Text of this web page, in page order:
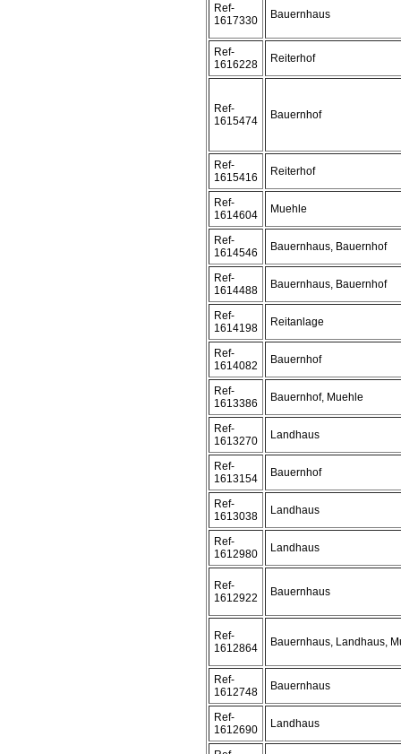
Ref-
1617330
Bauernhaus
Ref-
1616228
Reiterhof
Ref-
1615474
Bauernhof
Ref-
1615416
Reiterhof
Ref-
1614604
Muehle
Ref-
1614546
Bauernhaus, Bauernhof
Ref-
1614488
Bauernhaus, Bauernhof
Ref-
1614198
Reitanlage
Ref-
1614082
Bauernhof
Ref-
1613386
Bauernhof, Muehle
Ref-
1613270
Landhaus
Ref-
1613154
Bauernhof
Ref-
1613038
Landhaus
Ref-
1612980
Landhaus
Ref-
1612922
Bauernhaus
Ref-
1612864
Bauernhaus, Landhaus,
Ref-
1612748
Bauernhaus
Ref-
1612690
Landhaus